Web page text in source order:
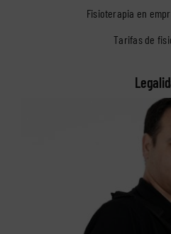
Fisioterapia en
Tarifas de